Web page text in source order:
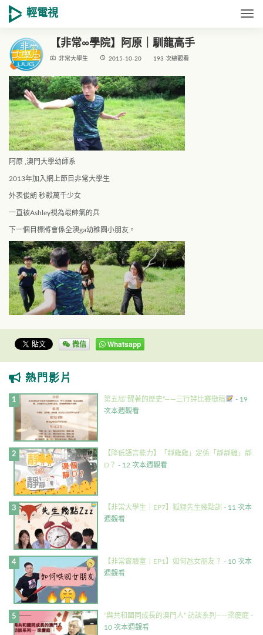
輕電視
【非常∞學院】阿原｜馴龍高手
live_tv 非常大學生 access_time 2015-10-20 193 次總觀看
阿原 ,澳門大學幼師系
2013年加入網上節目非常大學生
外表俊朗 秒殺萬千少女
一直被Ashley視為最帥氣的兵
下一個目標將會係全澳ga幼稚園小朋友。
微信 Whatsapp
熱門影片
第五屆”醒著的歷史”——三行詩比賽徵稿
- 19
次本週觀看
【降低語言能力】「靜雞雞」定係「靜靜雞」靜
D？ - 12 次本週觀看
【非常大學生｜EP7】狐狸先生幾點訓 - 11 次本
週觀看
【非常實驗室｜EP1】如何氹女朋友？ - 10 次本
週觀看
“與共和國同成長的澳門人” 訪談系列——梁慶庭 -
10 次本週觀看